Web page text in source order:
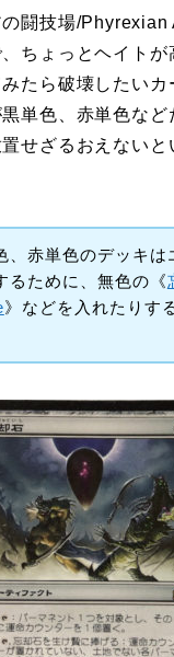
の闘技場/
ちょっとヘイトが
たら破壊したいカ
単色、赤単色など
せざるおえないと
、赤単色のデッキは
るために、無色の《
》などを入れたりす